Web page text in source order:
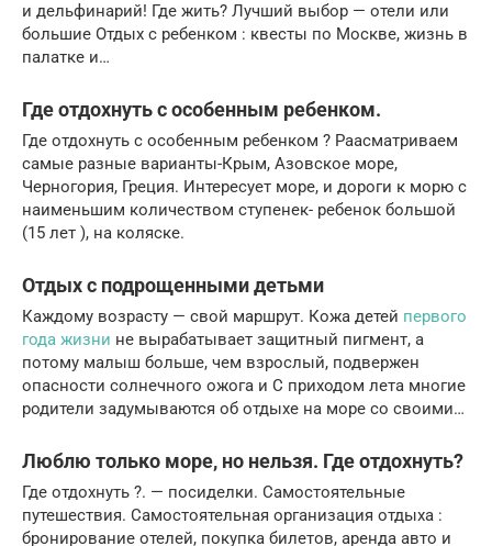
и дельфинарий! Где жить? Лучший выбор — отели или
большие Отдых с ребенком : квесты по Москве, жизнь в
палатке и…
Где отдохнуть с особенным ребенком.
Где отдохнуть с особенным ребенком ? Раасматриваем
самые разные варианты-Крым, Азовское море,
Черногория, Греция. Интересует море, и дороги к морю с
наименьшим количеством ступенек- ребенок большой
(15 лет ), на коляске.
Отдых с подрощенными детьми
Каждому возрасту — свой маршрут. Кожа детей первого
года жизни не вырабатывает защитный пигмент, а
потому малыш больше, чем взрослый, подвержен
опасности солнечного ожога и С приходом лета многие
родители задумываются об отдыхе на море со своими…
Люблю только море, но нельзя. Где отдохнуть?
Где отдохнуть ?. — посиделки. Самостоятельные
путешествия. Самостоятельная организация отдыха :
бронирование отелей, покупка билетов, аренда авто и